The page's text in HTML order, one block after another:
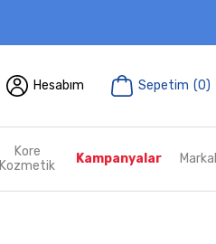
Hesabım Sepetim (0)
Kore
Kozmetik
Kampanyalar